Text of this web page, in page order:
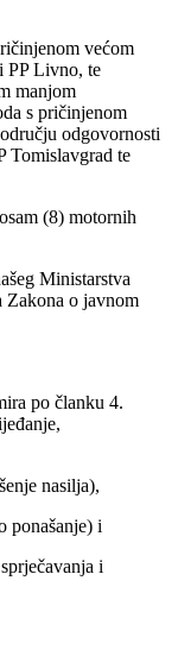
većom
PP Livno, te
manjom
s pričinjenom
odgovornosti
Tomislavgrad te
(8) motornih
Ministarstva
Zakona o javnom
po članku 4.
nasilja),
ponašanje) i
i